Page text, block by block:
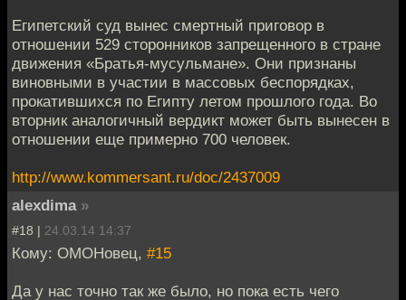
Египетский суд вынес смертный приговор в
отношении 529 сторонников запрещенного в стране
движения «Братья-мусульмане». Они признаны
виновными в участии в массовых беспорядках,
прокатившихся по Египту летом прошлого года. Во
вторник аналогичный вердикт может быть вынесен в
отношении еще примерно 700 человек.
http://www.kommersant.ru/doc/2437009
alexdima »
#18 | 24.03.14 14:37
Кому: ОМОНовец, #15
Да у нас точно так же было, но пока есть чего